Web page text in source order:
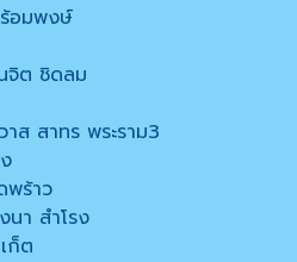
อมพงษ์
จิต ชิดลม
ส สาทร พระราม3
พร้าว
า สำโรง
ก็ต